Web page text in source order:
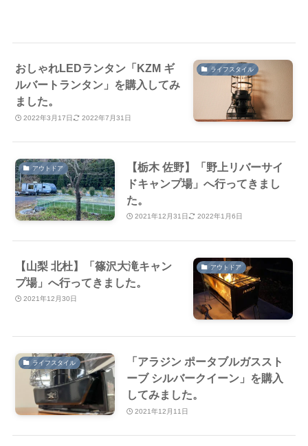
ライフスタイル
おしゃれLEDランタン「KZM ギ
ルバートランタン」を購入してみ
ました。
2022年3月17日 2022年7月31日
アウトドア
【栃木 佐野】「野上リバーサイ
ドキャンプ場」へ行ってきまし
た。
2021年12月31日 2022年1月6日
アウトドア
【山梨 北杜】「篠沢大滝キャン
プ場」へ行ってきました。
2021年12月30日
ライフスタイル
「アラジン ポータブルガススト
ーブ シルバークイーン」を購入
してみました。
2021年12月11日